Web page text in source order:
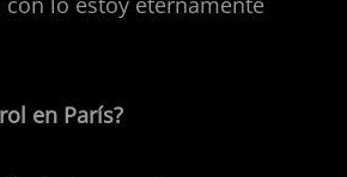
en París?